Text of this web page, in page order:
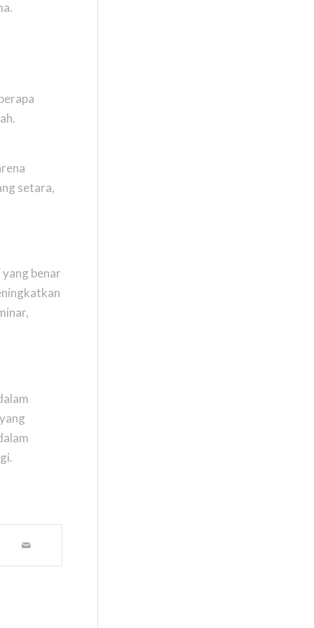
setara,
benar